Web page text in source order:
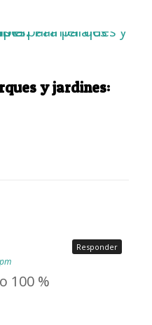
y jardines:
100 %
Responder